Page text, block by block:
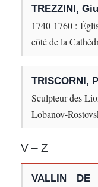
TREZZINI,
1740-1760 :
côté de la
TRISCORNI,
Sculpteur des
Lobanov-
V – Z
VALLIN DE